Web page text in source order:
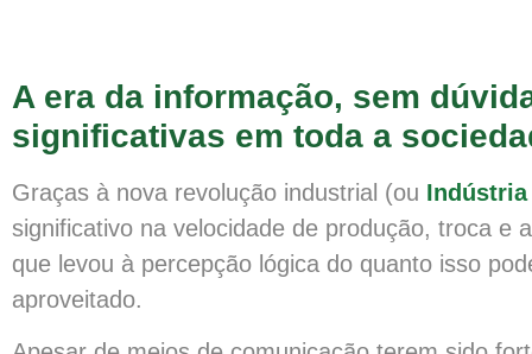
A era da informação, sem
significativas em toda a
Graças à nova revolução industrial (ou Indústria
significativo na velocidade de produção, troca e
que levou à percepção lógica do quanto isso
aproveitado.